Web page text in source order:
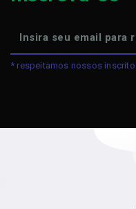
* respeitamos nossos